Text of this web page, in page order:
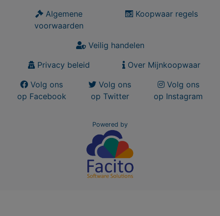
Algemene
voorwaarden
Koopwaar regels
Veilig handelen
Privacy beleid
Over Mijnkoopwaar
Volg ons
op Facebook
Volg ons
op Twitter
Volg ons
op Instagram
Powered by